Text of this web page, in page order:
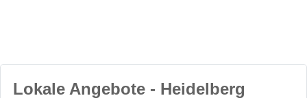
Lokale Angebote - Heidelberg